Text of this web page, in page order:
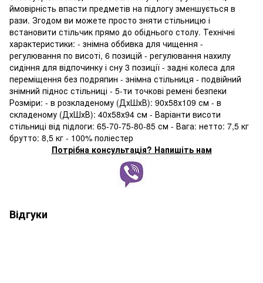
ймовірність впасти предметів на підлогу зменшується в
рази. Згодом ви можете просто зняти стільницю і
встановити стільчик прямо до обіднього столу. Технічні
характеристики: - знімна оббивка для чищення -
регулювання по висоті, 6 позицій - регулювання нахилу
сидіння для відпочинку і сну 3 позиції - задні колеса для
переміщення без подряпин - знімна стільниця - подвійний
знімний піднос стільниці - 5-ти точкові ремені безпеки
Розміри: - в розкладеному (ДхШхВ): 90х58х109 см - в
складеному (ДхШхВ): 40х58х94 см - Варіанти висоти
стільниці від підлоги: 65-70-75-80-85 см - Вага: нетто: 7,5 кг
брутто: 8,5 кг - 100% поліестер
Потрібна консультація? Напишіть нам
Відгуки